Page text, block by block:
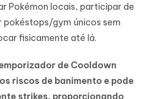
Pokémon locais, participar de
pokéstops/gym únicos sem
fisicamente até lá.
de Cooldown
riscos de banimento e pode
strikes, proporcionando